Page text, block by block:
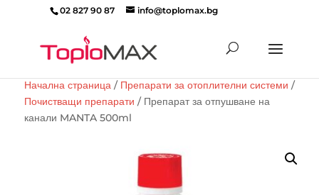
02 827 90 87 info@toplomax.bg
search
Начална страница/ Препарати за отоплителни системи /
Почистващи препарати / Препарат за отпушване на
канали MANTA 500ml